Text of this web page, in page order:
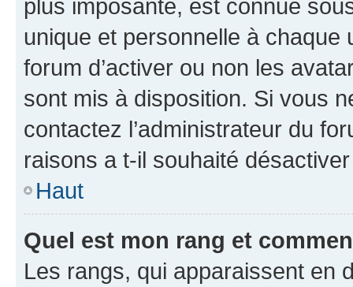
plus imposante, est connue
unique et personnelle à chaque
forum d’activer ou non les
sont mis à disposition. Si vous
contactez l’administrateur du
raisons a t-il souhaité
Haut
Quel est mon rang et
Les rangs, qui apparaissent en